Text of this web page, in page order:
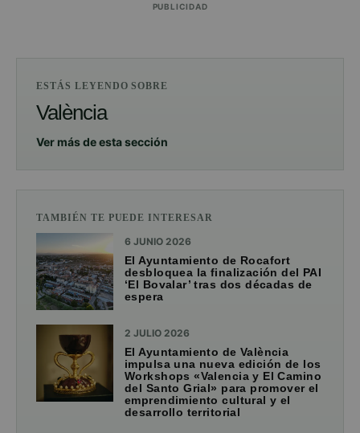
PUBLICIDAD
ESTÁS LEYENDO SOBRE
València
Ver más de esta sección
TAMBIÉN TE PUEDE INTERESAR
6 JUNIO 2026
El Ayuntamiento de Rocafort
desbloquea la finalización del PAI
‘El Bovalar’ tras dos décadas de
espera
2 JULIO 2026
El Ayuntamiento de València
impulsa una nueva edición de los
Workshops «Valencia y El Camino
del Santo Grial» para promover el
emprendimiento cultural y el
desarrollo territorial